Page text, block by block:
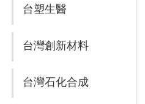
台塑生醫
台灣創新材料
台灣石化合成